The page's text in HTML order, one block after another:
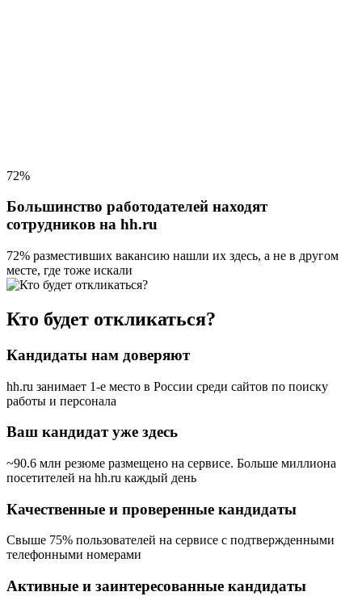
72%
Большинство работодателей находят
сотрудников на hh.ru
72% разместивших вакансию нашли их здесь, а не в другом
месте, где тоже искали
Кто будет откликаться?
Кандидаты нам доверяют
hh.ru занимает 1-е место в России среди сайтов по поиску
работы и персонала
Ваш кандидат уже здесь
~90.6 млн резюме размещено на сервисе. Больше миллиона
посетителей на hh.ru каждый день
Качественные и проверенные кандидаты
Свыше 75% пользователей на сервисе с подтвержденными
телефонными номерами
Активные и заинтересованные кандидаты